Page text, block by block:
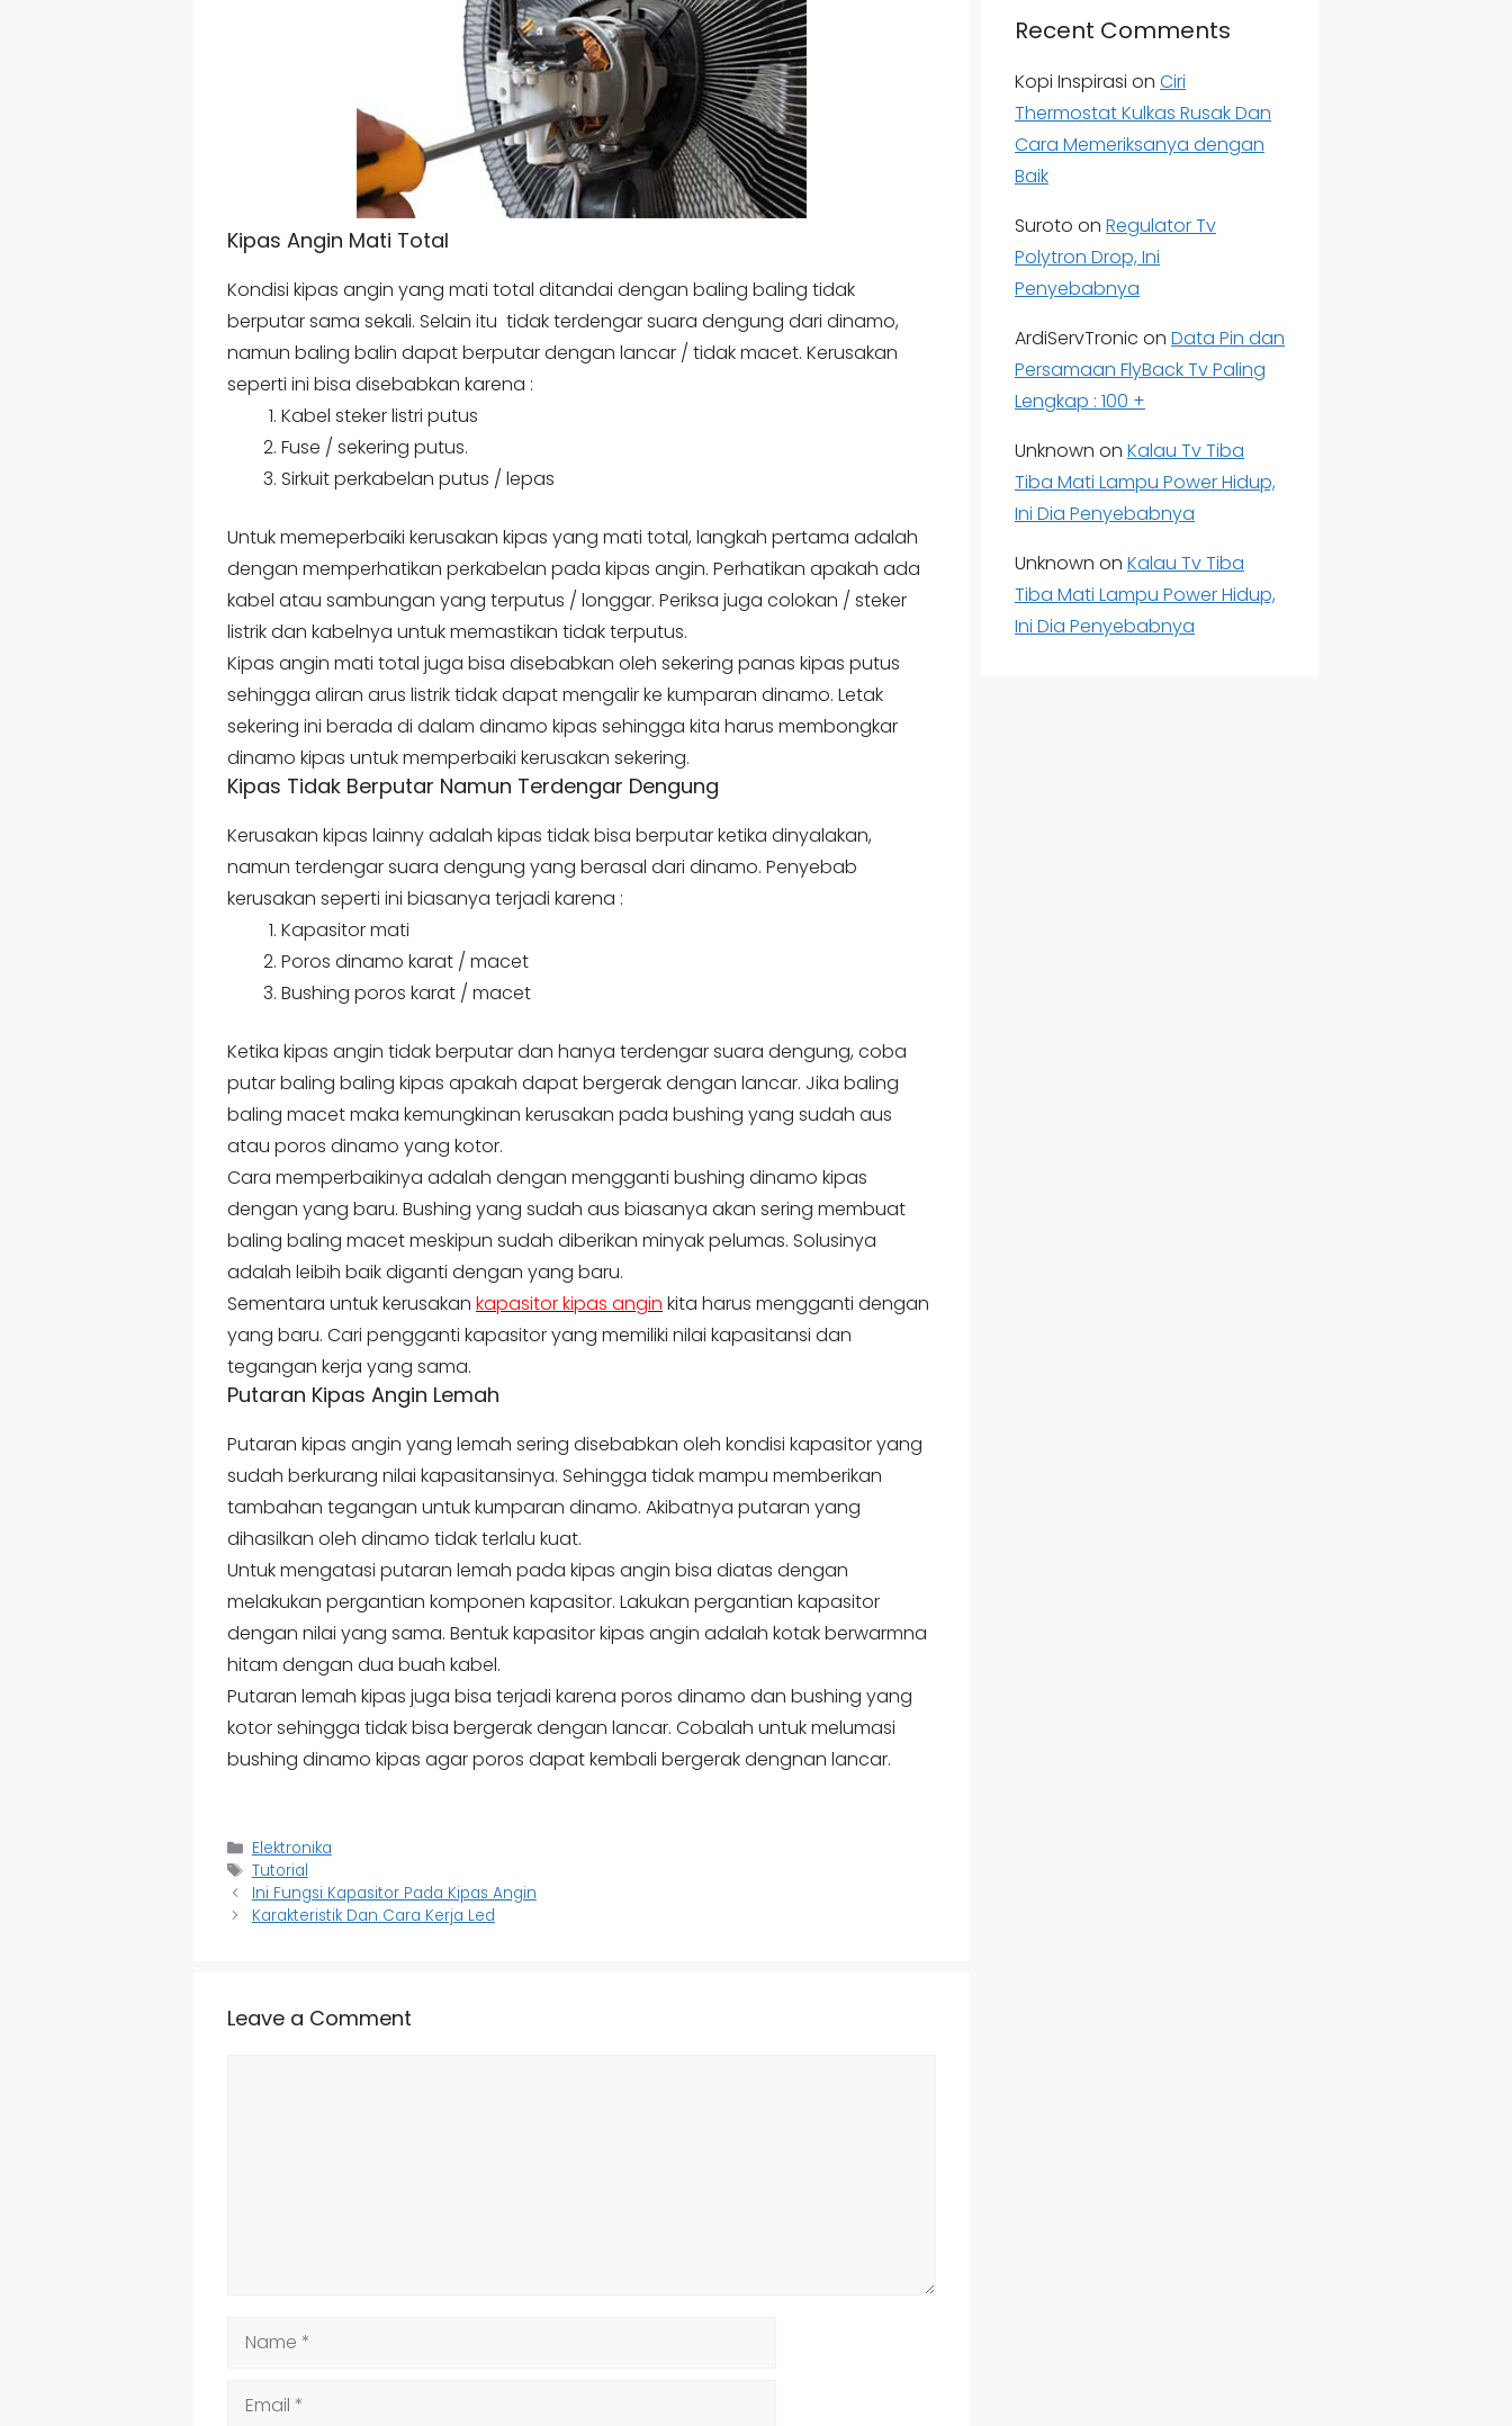
Kipas Angin Mati Total
Kondisi kipas angin yang mati total ditandai dengan baling baling tidak
berputar sama sekali. Selain itu tidak terdengar suara dengung dari dinamo,
namun baling balin dapat berputar dengan lancar / tidak macet. Kerusakan
seperti ini bisa disebabkan karena :
Kabel steker listri putus
Fuse / sekering putus.
Sirkuit perkabelan putus / lepas
Untuk memeperbaiki kerusakan kipas yang mati total, langkah pertama adalah
dengan memperhatikan perkabelan pada kipas angin. Perhatikan apakah ada
kabel atau sambungan yang terputus / longgar. Periksa juga colokan / steker
listrik dan kabelnya untuk memastikan tidak terputus.
Kipas angin mati total juga bisa disebabkan oleh sekering panas kipas putus
sehingga aliran arus listrik tidak dapat mengalir ke kumparan dinamo. Letak
sekering ini berada di dalam dinamo kipas sehingga kita harus membongkar
dinamo kipas untuk memperbaiki kerusakan sekering.
Kipas Tidak Berputar Namun Terdengar Dengung
Kerusakan kipas lainny adalah kipas tidak bisa berputar ketika dinyalakan,
namun terdengar suara dengung yang berasal dari dinamo. Penyebab
kerusakan seperti ini biasanya terjadi karena :
Kapasitor mati
Poros dinamo karat / macet
Bushing poros karat / macet
Ketika kipas angin tidak berputar dan hanya terdengar suara dengung, coba
putar baling baling kipas apakah dapat bergerak dengan lancar. Jika baling
baling macet maka kemungkinan kerusakan pada bushing yang sudah aus
atau poros dinamo yang kotor.
Cara memperbaikinya adalah dengan mengganti bushing dinamo kipas
dengan yang baru. Bushing yang sudah aus biasanya akan sering membuat
baling baling macet meskipun sudah diberikan minyak pelumas. Solusinya
adalah leibih baik diganti dengan yang baru.
Sementara untuk kerusakan kapasitor kipas angin kita harus mengganti dengan
yang baru. Cari pengganti kapasitor yang memiliki nilai kapasitansi dan
tegangan kerja yang sama.
Putaran Kipas Angin Lemah
Putaran kipas angin yang lemah sering disebabkan oleh kondisi kapasitor yang
sudah berkurang nilai kapasitansinya. Sehingga tidak mampu memberikan
tambahan tegangan untuk kumparan dinamo. Akibatnya putaran yang
dihasilkan oleh dinamo tidak terlalu kuat.
Untuk mengatasi putaran lemah pada kipas angin bisa diatas dengan
melakukan pergantian komponen kapasitor. Lakukan pergantian kapasitor
dengan nilai yang sama. Bentuk kapasitor kipas angin adalah kotak berwarmna
hitam dengan dua buah kabel.
Putaran lemah kipas juga bisa terjadi karena poros dinamo dan bushing yang
kotor sehingga tidak bisa bergerak dengan lancar. Cobalah untuk melumasi
bushing dinamo kipas agar poros dapat kembali bergerak dengnan lancar.
Categories
Elektronika
Tags
Tutorial
Ini Fungsi Kapasitor Pada Kipas Angin
Karakteristik Dan Cara Kerja Led
Leave a Comment
Name
Email
Recent Comments
Kopi Inspirasi on Ciri
Thermostat Kulkas Rusak Dan
Cara Memeriksanya dengan
Baik
Suroto on Regulator Tv
Polytron Drop, Ini
Penyebabnya
ArdiServTronic on Data Pin dan
Persamaan FlyBack Tv Paling
Lengkap : 100 +
Unknown on Kalau Tv Tiba
Tiba Mati Lampu Power Hidup,
Ini Dia Penyebabnya
Unknown on Kalau Tv Tiba
Tiba Mati Lampu Power Hidup,
Ini Dia Penyebabnya